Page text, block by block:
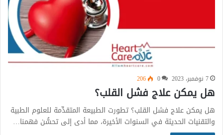
7 نوفمبر، 2023 0
206
هل يمكن علاج فشل القلب؟
هل يمكن علاج فشل القلب؟ تطورت الطبيعة المتقدِّمة للعلوم الطبية
والتقنيات الحديثة في السنوات الأخيرة، مما أدى إلى تحسُّن فهمنا…